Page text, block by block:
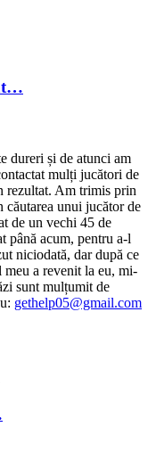
dureri și de atunci am
mulți jucători de
rezultat. Am trimis prin
căutarea unui jucător de
de un vechi 45 de
până acum, pentru a-l
niciodată, dar după ce
meu a revenit la eu, mi-
sunt mulțumit de
gethelp05@gmail.com